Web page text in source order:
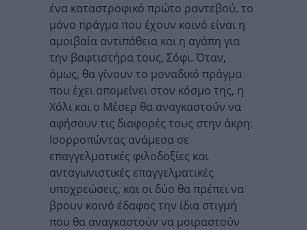
ένα καταστροφικό πρώτο ραντεβού, το
μόνο πράγμα που έχουν κοινό είναι η
αμοιβαία αντιπάθεια και η αγάπη για
την βαφτιστήρα τους, Σόφι. Όταν,
όμως, θα γίνουν το μοναδικό πράγμα
που έχει απομείνει στον κόσμο της, η
Χόλι και ο Μέσερ θα αναγκαστούν να
αφήσουν τις διαφορές τους στην άκρη.
Ισορροπώντας ανάμεσα σε
επαγγελματικές φιλοδοξίες και
ανταγωνιστικές επαγγελματικές
υποχρεώσεις, και οι δύο θα πρέπει να
βρουν κοινό έδαφος την ίδια στιγμή
που θα αναγκαστούν να μοιραστούν